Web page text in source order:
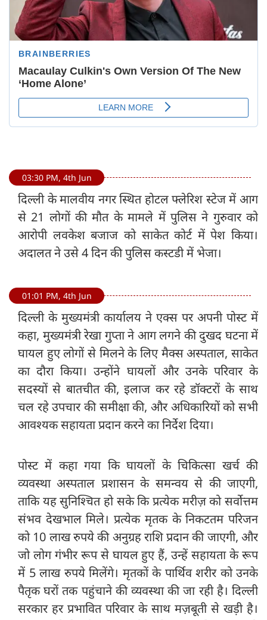
03:30 PM, 4th Jun
दिल्ली के मालवीय नगर स्थित होटल फ्लेरिश स्टेज में आग
से 21 लोगों की मौत के मामले में पुलिस ने गुरुवार को
आरोपी लवकेश बजाज को साकेत कोर्ट में पेश किया।
अदालत ने उसे 4 दिन की पुलिस कस्टडी में भेजा।
01:01 PM, 4th Jun
दिल्ली के मुख्यमंत्री कार्यालय ने एक्स पर अपनी पोस्ट में
कहा, मुख्यमंत्री रेखा गुप्ता ने आग लगने की दुखद घटना में
घायल हुए लोगों से मिलने के लिए मैक्स अस्पताल, साकेत
का दौरा किया। उन्होंने घायलों और उनके परिवार के
सदस्यों से बातचीत की, इलाज कर रहे डॉक्टरों के साथ
चल रहे उपचार की समीक्षा की, और अधिकारियों को सभी
आवश्यक सहायता प्रदान करने का निर्देश दिया।
पोस्ट में कहा गया कि घायलों के चिकित्सा खर्च की
व्यवस्था अस्पताल प्रशासन के समन्वय से की जाएगी,
ताकि यह सुनिश्चित हो सके कि प्रत्येक मरीज़ को सर्वोत्तम
संभव देखभाल मिले। प्रत्येक मृतक के निकटतम परिजन
को 10 लाख रुपये की अनुग्रह राशि प्रदान की जाएगी, और
जो लोग गंभीर रूप से घायल हुए हैं, उन्हें सहायता के रूप
में 5 लाख रुपये मिलेंगे। मृतकों के पार्थिव शरीर को उनके
पैतृक घरों तक पहुंचाने की व्यवस्था की जा रही है। दिल्ली
सरकार हर प्रभावित परिवार के साथ मज़बूती से खड़ी है।